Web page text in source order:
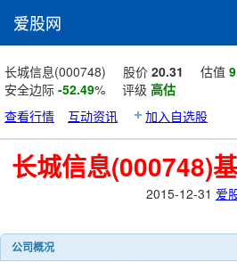
爱股网
长城信息(000748) 股价 20.31 估值
安全边际 -52.49% 评级 高估
查看行情
互动资讯 加入自选股
长城信息(000748)
2015-12-31 爱
公司概况